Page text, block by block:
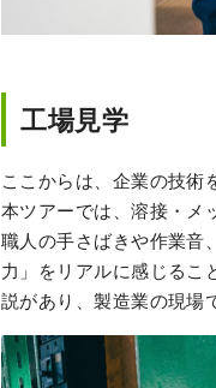
工場見学
ここからは、企業の技術
本ツアーでは、溶接・メ
職人の手さばきや作業音
力」をリアルに感じるこ
説があり、製造業の現場